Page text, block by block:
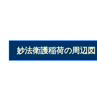
妙法衛護稲荷の周辺図